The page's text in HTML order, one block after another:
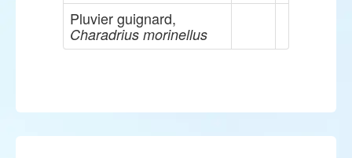
Pluvier guignard,
Charadrius morinellus